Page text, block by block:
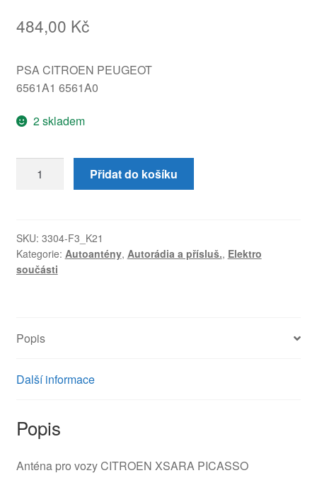
484,00 Kč
PSA CITROEN PEUGEOT
6561A1 6561A0
2 skladem
Citroën
6561A0
množství
Přidat do košíku
SKU: 3304-F3_K21
Kategorie: Autoantény, Autorádia a přísluš., Elektro
součásti
Popis
Další informace
Popis
Anténa pro vozy CITROEN XSARA PICASSO